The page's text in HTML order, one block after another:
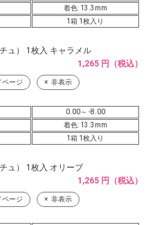
着色: 13.3mm
1箱 1枚入り
ュ） 1枚入 キャラメル
1,265 円（税込）
ページ 非表示
0.00～ -8.00
着色: 13.3mm
1箱 1枚入り
ュ） 1枚入 オリーブ
1,265 円（税込）
ページ 非表示